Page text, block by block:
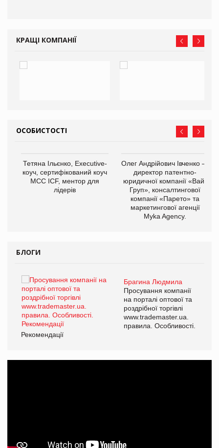
КРАЩІ КОМПАНІЇ
ОСОБИСТОСТІ
Тетяна Ільєнко, Executive-
коуч, сертифікований коуч
МСС ICF, ментор для
лідерів
Олег Андрійович Івченко —
директор патентно-
юридичної компанії «Вайз
Груп», консалтингової
компанії «Парето» та
маркетингової агенції
Myka Agency.
БЛОГИ
Брагина Людмила
Просування компанії
на порталі оптової та
роздрібної торгівлі
www.trademaster.ua.
правила. Особливості.
Рекомендації